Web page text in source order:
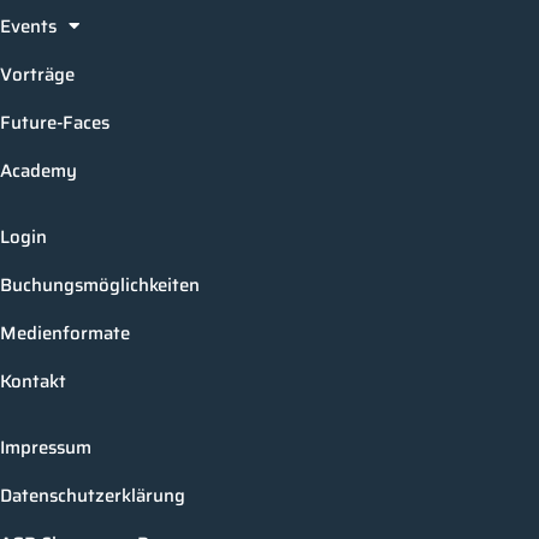
Events
Vorträge
Future-Faces
Academy
Login
Buchungsmöglichkeiten
Medienformate
Kontakt
Impressum
Datenschutzerklärung